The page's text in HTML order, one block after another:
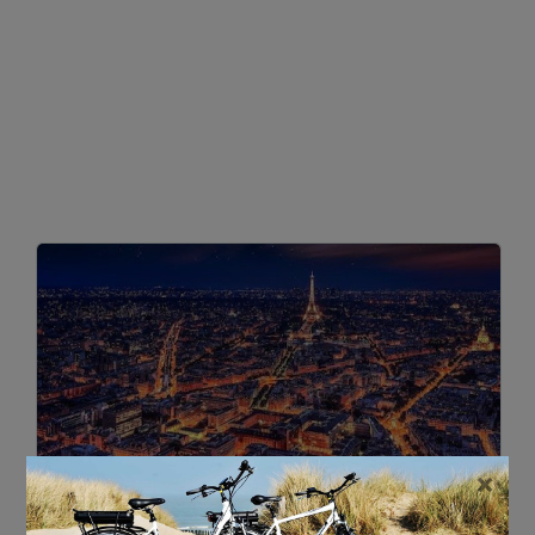
23 MEI 2022 •0 REACTIE
×